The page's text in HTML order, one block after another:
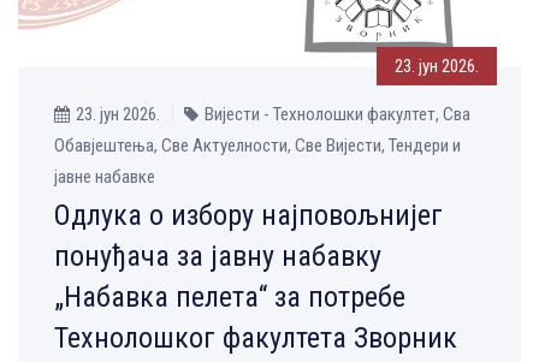
23. јун 2026.
23. јун 2026.
Вијести - Технолошки факултет, Сва
Обавјештења, Све Aктуелности, Све Вијести, Тендери и
јавне набавке
Одлука о избору најповољнијег
понуђача за јавну набавку
„Набавка пелета“ за потребе
Технолошког факултета Зворник